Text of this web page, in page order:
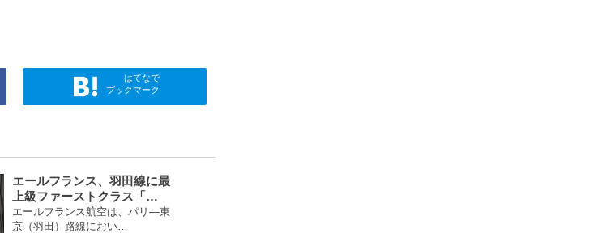
はてなで
ブックマーク
エールフランス、羽田線に最
上級ファーストクラス「…
エールフランス航空は、パリ―東
京（羽田）路線におい…